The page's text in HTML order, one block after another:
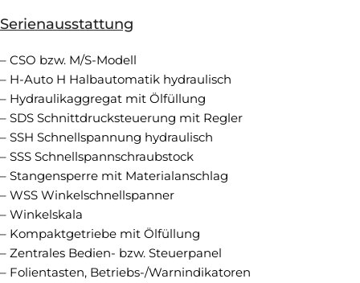
Serienausstattung
– CSO bzw. M/S-Modell
– H-Auto H Halbautomatik hydraulisch
– Hydraulikaggregat mit Ölfüllung
– SDS Schnittdrucksteuerung mit Regler
– SSH Schnellspannung hydraulisch
– SSS Schnellspannschraubstock
– Stangensperre mit Materialanschlag
– WSS Winkelschnellspanner
– Winkelskala
– Kompaktgetriebe mit Ölfüllung
– Zentrales Bedien- bzw. Steuerpanel
– Folientasten, Betriebs-/Warnindikatoren